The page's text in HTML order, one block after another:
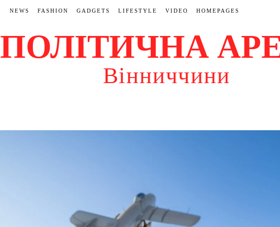
NEWS FASHION GADGETS LIFESTYLE VIDEO HOMEPAGES
ПОЛІТИЧНА
Вінниччини